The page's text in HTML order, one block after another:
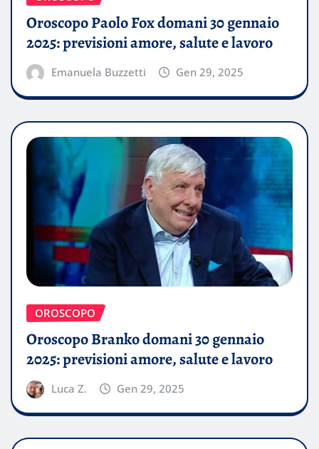
Oroscopo Paolo Fox domani 30 gennaio
2025: previsioni amore, salute e lavoro
Emanuela Buzzetti Gen 29, 2025
OROSCOPO
Oroscopo Branko domani 30 gennaio
2025: previsioni amore, salute e lavoro
Luca Z. Gen 29, 2025